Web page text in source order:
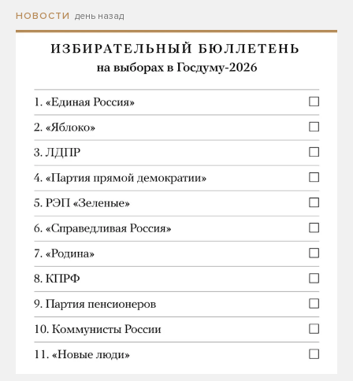
НОВОСТИ день назад